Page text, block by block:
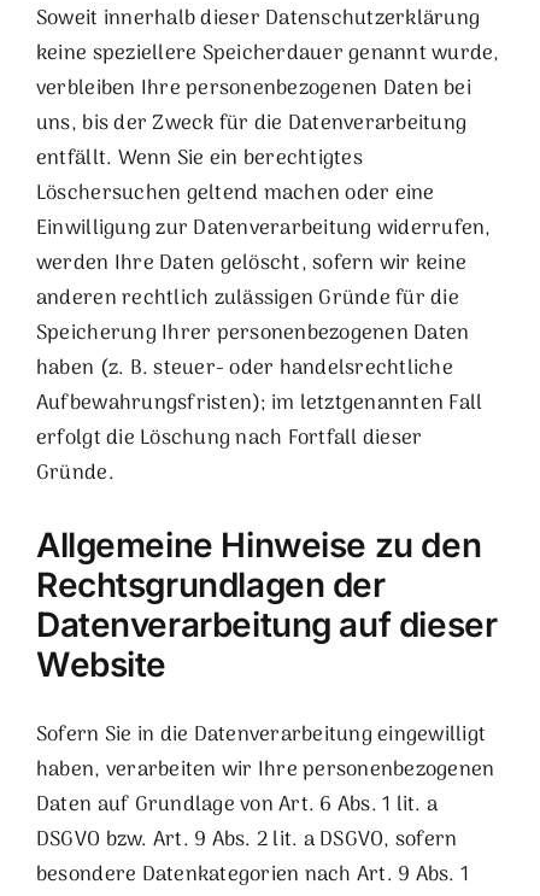
Soweit innerhalb dieser Datenschutzerklärung
keine speziellere Speicherdauer genannt wurde,
verbleiben Ihre personenbezogenen Daten bei
uns, bis der Zweck für die Datenverarbeitung
entfällt. Wenn Sie ein berechtigtes
Löschersuchen geltend machen oder eine
Einwilligung zur Datenverarbeitung widerrufen,
werden Ihre Daten gelöscht, sofern wir keine
anderen rechtlich zulässigen Gründe für die
Speicherung Ihrer personenbezogenen Daten
haben (z. B. steuer- oder handelsrechtliche
Aufbewahrungsfristen); im letztgenannten Fall
erfolgt die Löschung nach Fortfall dieser
Gründe.
Allgemeine Hinweise zu den
Rechtsgrundlagen der
Datenverarbeitung auf dieser
Website
Sofern Sie in die Datenverarbeitung eingewilligt
haben, verarbeiten wir Ihre personenbezogenen
Daten auf Grundlage von Art. 6 Abs. 1 lit. a
DSGVO bzw. Art. 9 Abs. 2 lit. a DSGVO, sofern
besondere Datenkategorien nach Art. 9 Abs. 1